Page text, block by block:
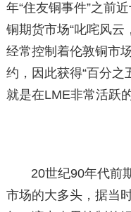
年“住友铜事件”之前
铜期货市场“叱咤风云
经常控制着伦敦铜市
约，因此获得“百分之
就是在LME非常活跃
20世纪90年代前
市场的大多头，据当